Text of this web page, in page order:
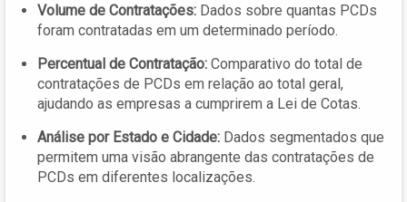
Volume de Contratações: Dados sobre quantas PCDs
foram contratadas em um determinado período.
Percentual de Contratação: Comparativo do total de
contratações de PCDs em relação ao total geral,
ajudando as empresas a cumprirem a Lei de Cotas.
Análise por Estado e Cidade: Dados segmentados que
permitem uma visão abrangente das contratações de
PCDs em diferentes localizações.